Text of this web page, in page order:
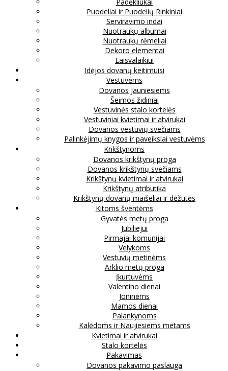
Puodeliai ir Puodelių Rinkiniai
Serviravimo indai
Nuotraukų albumai
Nuotraukų rėmeliai
Dekoro elementai
Laisvalaikiui
Idėjos dovanų keitimuisi
Vestuvėms
Dovanos Jauniesiems
Šeimos židiniai
Vestuvinės stalo kortelės
Vestuviniai kvietimai ir atvirukai
Dovanos vestuvių svečiams
Palinkėjimų knygos ir paveikslai vestuvėms
Krikštynoms
Dovanos krikštynų proga
Dovanos krikštynų svečiams
Krikštynų kvietimai ir atvirukai
Krikštynų atributika
Krikštynų dovanų maišeliai ir dėžutės
Kitoms šventėms
Gyvatės metų proga
Jubiliejui
Pirmajai komunijai
Velykoms
Vestuvių metinėms
Arklio metų proga
Įkurtuvėms
Valentino dienai
Joninėms
Mamos dienai
Palankynoms
Kalėdoms ir Naujiesiems metams
Kvietimai ir atvirukai
Stalo kortelės
Pakavimas
Dovanos pakavimo paslauga